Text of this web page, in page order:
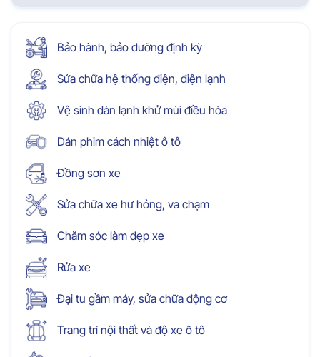
Bảo hành, bảo dưỡng định kỳ
Sửa chữa hệ thống điện, điện lạnh
Vệ sinh dàn lạnh khử mùi điều hòa
Dán phim cách nhiệt ô tô
Đồng sơn xe
Sửa chữa xe hư hỏng, va chạm
Chăm sóc làm đẹp xe
Rửa xe
Đại tu gầm máy, sửa chữa động cơ
Trang trí nội thất và độ xe ô tô